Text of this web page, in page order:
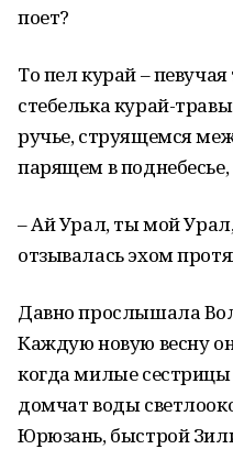
поет?
То пел курай –
стебелька курай-
ручье, струящемся
парящем в
– Ай Урал, ты мой
отзывалась эхом
Давно прослышала
Каждую новую весну
когда милые сестрицы
домчат воды
Юрюзань, быстрой